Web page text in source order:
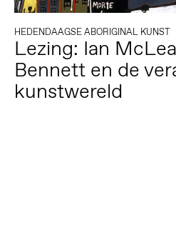
HEDENDAAGSE ABORIGINAL KUNST
Lezing: Ian
Bennett en de
kunstwereld